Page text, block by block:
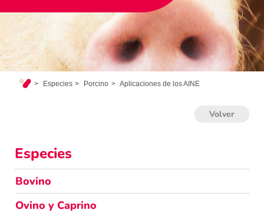
Especies Porcino Aplicaciones de los AINE
Volver
Especies
Bovino
Ovino y Caprino